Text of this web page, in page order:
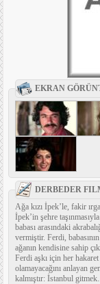
EKRAN
DERBEDER
Ağa kızı İpek’le, fakir
İpek’in şehre
babası arasındaki
vermiştir. Ferdi,
ağanın kendisine sahip
Ferdi aşkı için her
olamayacağını anlayan
kalmıştır: İstanbul